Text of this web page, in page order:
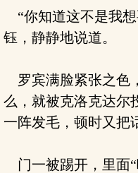
“你知道这不是我
钰，静静地说道。
罗宾满脸紧张之色
么，就被克洛克达尔
一阵发毛，顿时又把
门一被踢开，里面